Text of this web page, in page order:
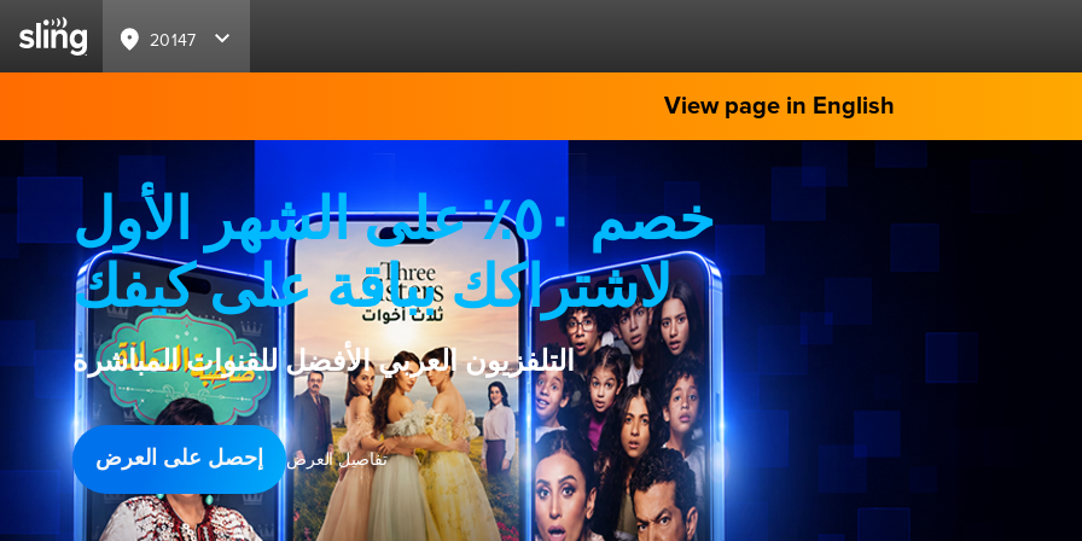
20147
View page in English
خصم ٥٠٪ على الشهر الأول
لاشتراكك بباقة على كيفك
التلفزيون العربي الأفضل للقنوات المباشرة
إحصل على العرض تفاصيل العرض